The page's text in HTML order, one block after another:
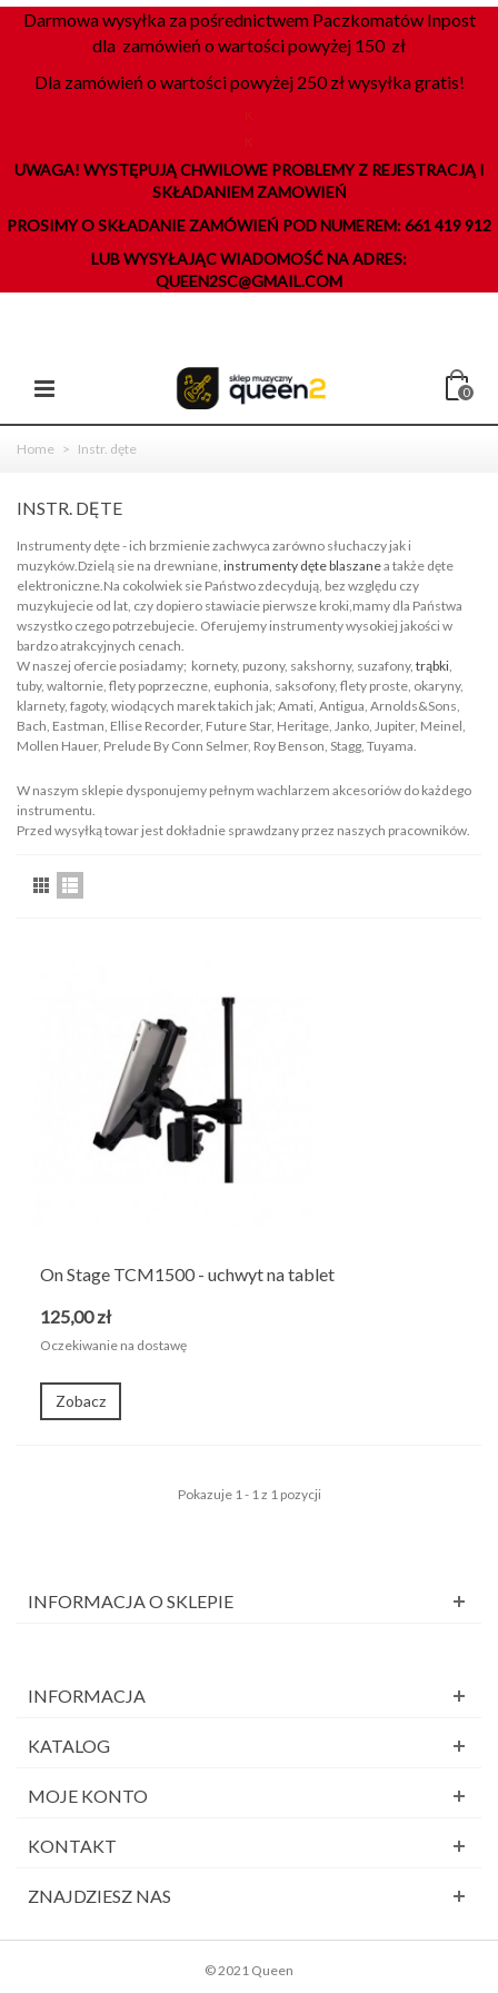
Darmowa wysyłka za pośrednictwem Paczkomatów Inpost
dla zamówień o wartości powyżej 150 zł
Dla zamówień o wartości powyżej 250 zł wysyłka gratis!
UWAGA! WYSTĘPUJĄ CHWILOWE PROBLEMY Z REJESTRACJĄ I
SKŁADANIEM ZAMOWIEŃ
PROSIMY O SKŁADANIE ZAMÓWIEŃ POD NUMEREM: 661 419 912
LUB WYSYŁAJĄC WIADOMOŚĆ NA ADRES:
QUEEN2SC@GMAIL.COM
0
Home > Instr. dęte
INSTR. DĘTE
Instrumenty dęte - ich brzmienie zachwyca zarówno słuchaczy jak i
muzyków.Dzielą sie na drewniane, instrumenty dęte blaszanea także dęte
elektroniczne.Na cokolwiek sie Państwo zdecydują, bez względu czy
muzykujecie od lat, czy dopiero stawiacie pierwsze kroki,mamy dla Państwa
wszystko czego potrzebujecie. Oferujemy instrumenty wysokiej jakości w
bardzo atrakcyjnych cenach.
W naszej ofercie posiadamy; kornety, puzony, sakshorny, suzafony, trąbki
tuby, waltornie, flety poprzeczne, euphonia, saksofony, flety proste, okaryny,
klarnety, fagoty, wiodących marek takich jak; Amati, Antigua, Arnolds&Sons,
Bach, Eastman, Ellise Recorder, Future Star, Heritage, Janko, Jupiter, Meinel,
Mollen Hauer, Prelude By Conn Selmer, Roy Benson, Stagg, Tuyama.
W naszym sklepie dysponujemy pełnym wachlarzem akcesoriów do każdego
instrumentu.
Przed wysyłką towar jest dokładnie sprawdzany przez naszych pracowników.
On Stage TCM1500 - uchwyt na tablet
125,00 zł
Oczekiwanie na dostawę
Zobacz
Pokazuje 1 - 1 z 1 pozycji
INFORMACJA O SKLEPIE
INFORMACJA
KATALOG
MOJE KONTO
KONTAKT
ZNAJDZIESZ NAS
© 2021 Queen